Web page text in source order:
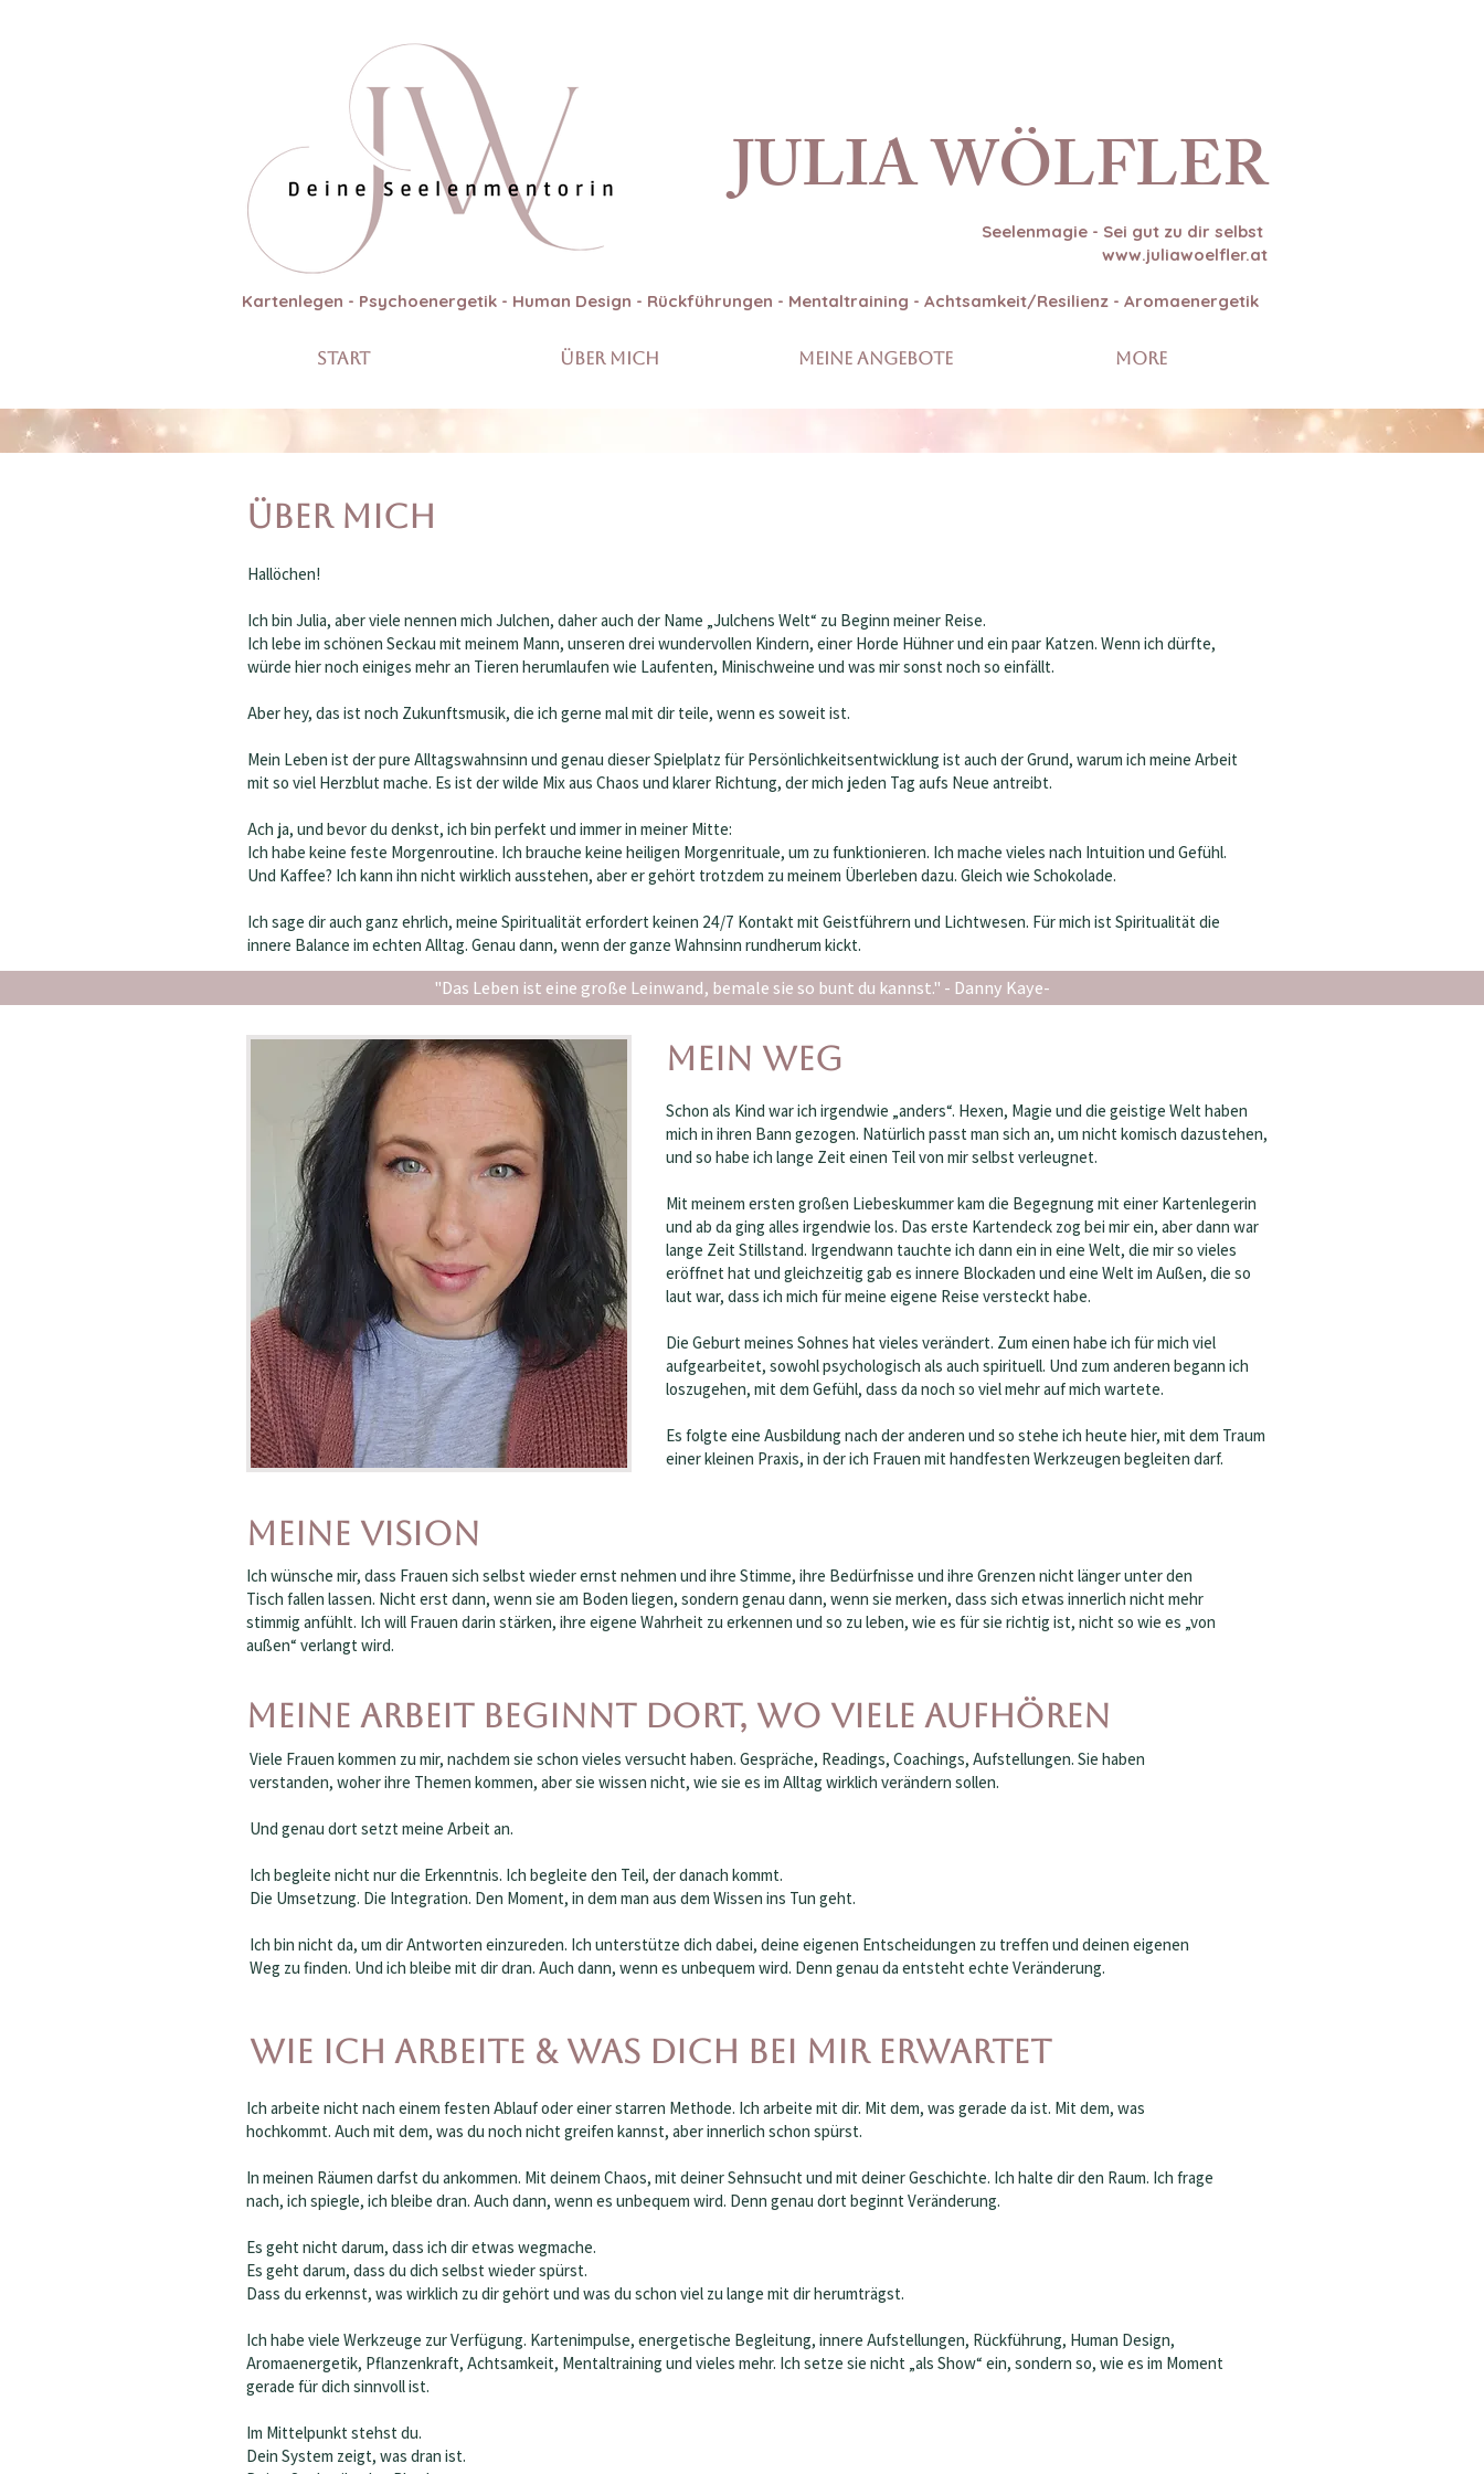
JULIA WÖLFLER
Seelenmagie - Sei gut zu dir selbst
www.juliawoelfler.at
Kartenlegen - Psychoenergetik - Human Design - Rückführungen - Mentaltraining - Achtsamkeit/Resilienz - Aromaenergetik
Start Über mich Meine Angebote More
Über Mich
Hallöchen!
Ich bin Julia, aber viele nennen mich Julchen, daher auch der Name „Julchens Welt“ zu Beginn meiner Reise.
Ich lebe im schönen Seckau mit meinem Mann, unseren drei wundervollen Kindern, einer Horde Hühner und ein paar Katzen. Wenn ich dürfte,
würde hier noch einiges mehr an Tieren herumlaufen wie Laufenten, Minischweine und was mir sonst noch so einfällt.
Aber hey, das ist noch Zukunftsmusik, die ich gerne mal mit dir teile, wenn es soweit ist.
Mein Leben ist der pure Alltagswahnsinn und genau dieser Spielplatz für Persönlichkeitsentwicklung ist auch der Grund, warum ich meine Arbeit
mit so viel Herzblut mache. Es ist der wilde Mix aus Chaos und klarer Richtung, der mich jeden Tag aufs Neue antreibt.
Ach ja, und bevor du denkst, ich bin perfekt und immer in meiner Mitte:
Ich habe keine feste Morgenroutine. Ich brauche keine heiligen Morgenrituale, um zu funktionieren. Ich mache vieles nach Intuition und Gefühl.
Und Kaffee? Ich kann ihn nicht wirklich ausstehen, aber er gehört trotzdem zu meinem Überleben dazu. Gleich wie Schokolade.
Ich sage dir auch ganz ehrlich, meine Spiritualität erfordert keinen 24/7 Kontakt mit Geistführern und Lichtwesen. Für mich ist Spiritualität die
innere Balance im echten Alltag. Genau dann, wenn der ganze Wahnsinn rundherum kickt.
"Das Leben ist eine große Leinwand, bemale sie so bunt du kannst." - Danny Kaye-
Mein Weg
Schon als Kind war ich irgendwie „anders“. Hexen, Magie und die geistige Welt haben
mich in ihren Bann gezogen. Natürlich passt man sich an, um nicht komisch dazustehen,
und so habe ich lange Zeit einen Teil von mir selbst verleugnet.
Mit meinem ersten großen Liebeskummer kam die Begegnung mit einer Kartenlegerin
und ab da ging alles irgendwie los. Das erste Kartendeck zog bei mir ein, aber dann war
lange Zeit Stillstand. Irgendwann tauchte ich dann ein in eine Welt, die mir so vieles
eröffnet hat und gleichzeitig gab es innere Blockaden und eine Welt im Außen, die so
laut war, dass ich mich für meine eigene Reise versteckt habe.
Die Geburt meines Sohnes hat vieles verändert. Zum einen habe ich für mich viel
aufgearbeitet, sowohl psychologisch als auch spirituell. Und zum anderen begann ich
loszugehen, mit dem Gefühl, dass da noch so viel mehr auf mich wartete.
Es folgte eine Ausbildung nach der anderen und so stehe ich heute hier, mit dem Traum
einer kleinen Praxis, in der ich Frauen mit handfesten Werkzeugen begleiten darf.
Meine Vision
Ich wünsche mir, dass Frauen sich selbst wieder ernst nehmen und ihre Stimme, ihre Bedürfnisse und ihre Grenzen nicht länger unter den
Tisch fallen lassen. Nicht erst dann, wenn sie am Boden liegen, sondern genau dann, wenn sie merken, dass sich etwas innerlich nicht mehr
stimmig anfühlt. Ich will Frauen darin stärken, ihre eigene Wahrheit zu erkennen und so zu leben, wie es für sie richtig ist, nicht so wie es „von
außen“ verlangt wird.
Meine Arbeit beginnt dort, wo viele aufhören
Viele Frauen kommen zu mir, nachdem sie schon vieles versucht haben. Gespräche, Readings, Coachings, Aufstellungen. Sie haben
verstanden, woher ihre Themen kommen, aber sie wissen nicht, wie sie es im Alltag wirklich verändern sollen.
Und genau dort setzt meine Arbeit an.
Ich begleite nicht nur die Erkenntnis. Ich begleite den Teil, der danach kommt.
Die Umsetzung. Die Integration. Den Moment, in dem man aus dem Wissen ins Tun geht.
Ich bin nicht da, um dir Antworten einzureden. Ich unterstütze dich dabei, deine eigenen Entscheidungen zu treffen und deinen eigenen
Weg zu finden. Und ich bleibe mit dir dran. Auch dann, wenn es unbequem wird. Denn genau da entsteht echte Veränderung.
Wie ich arbeite & was dich bei mir erwartet
Ich arbeite nicht nach einem festen Ablauf oder einer starren Methode. Ich arbeite mit dir. Mit dem, was gerade da ist. Mit dem, was
hochkommt. Auch mit dem, was du noch nicht greifen kannst, aber innerlich schon spürst.
In meinen Räumen darfst du ankommen. Mit deinem Chaos, mit deiner Sehnsucht und mit deiner Geschichte. Ich halte dir den Raum. Ich frage
nach, ich spiegle, ich bleibe dran. Auch dann, wenn es unbequem wird. Denn genau dort beginnt Veränderung.
Es geht nicht darum, dass ich dir etwas wegmache.
Es geht darum, dass du dich selbst wieder spürst.
Dass du erkennst, was wirklich zu dir gehört und was du schon viel zu lange mit dir herumträgst.
Ich habe viele Werkzeuge zur Verfügung. Kartenimpulse, energetische Begleitung, innere Aufstellungen, Rückführung, Human Design,
Aromaenergetik, Pflanzenkraft, Achtsamkeit, Mentaltraining und vieles mehr. Ich setze sie nicht „als Show“ ein, sondern so, wie es im Moment
gerade für dich sinnvoll ist.
Im Mittelpunkt stehst du.
Dein System zeigt, was dran ist.